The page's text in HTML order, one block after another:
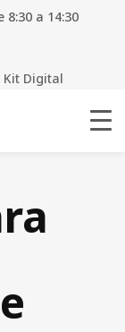
a 14:30
Kit Digital